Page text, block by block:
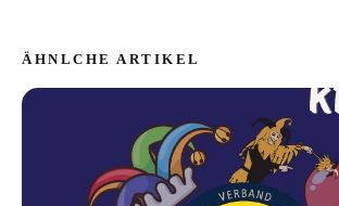
ÄHNLCHE ARTIKEL